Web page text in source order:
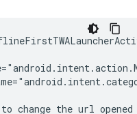
to change the url opened